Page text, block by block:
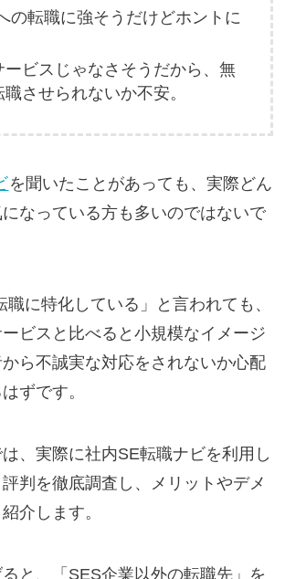
の転職に強そうだけどホントに
ービスじゃなさそうだから、無
させられないか不安。
を聞いたことがあっても、実際どん
なっている方も多いのではないで
職に特化している」と言われても、
ビスと比べると小規模なイメージ
ら不誠実な対応をされないか心配
ずです。
、実際に社内SE転職ナビを利用し
判を徹底調査し、メリットやデメ
介します。
と、
「SES企業以外の転職先」を